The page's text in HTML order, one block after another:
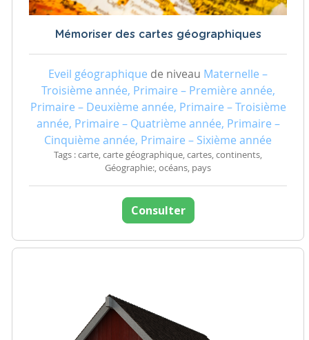
Mémoriser des cartes géographiques
Eveil géographique de niveau Maternelle –
Troisième année, Primaire – Première année,
Primaire – Deuxième année, Primaire – Troisième
année, Primaire – Quatrième année, Primaire –
Cinquième année, Primaire – Sixième année
Tags : carte, carte géographique, cartes, continents,
Géographie:, océans, pays
Consulter